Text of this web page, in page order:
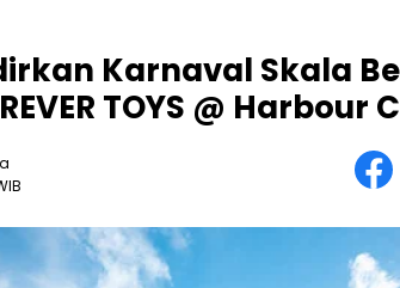
Karnaval Skala
TOYS @ Harbour